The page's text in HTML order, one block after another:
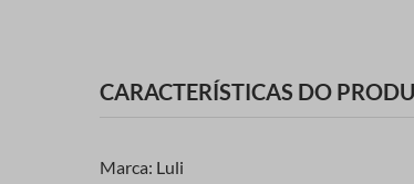
CARACTERÍSTICAS DO
Marca: Luli